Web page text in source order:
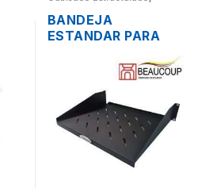
Metalmecánicos
BANDEJA
ESTANDAR PARA
BEAUCOUP I-1101